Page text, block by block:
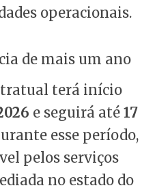
operacionais.
de mais um ano
terá início
e seguirá até 17
esse período,
pelos serviços
no estado do